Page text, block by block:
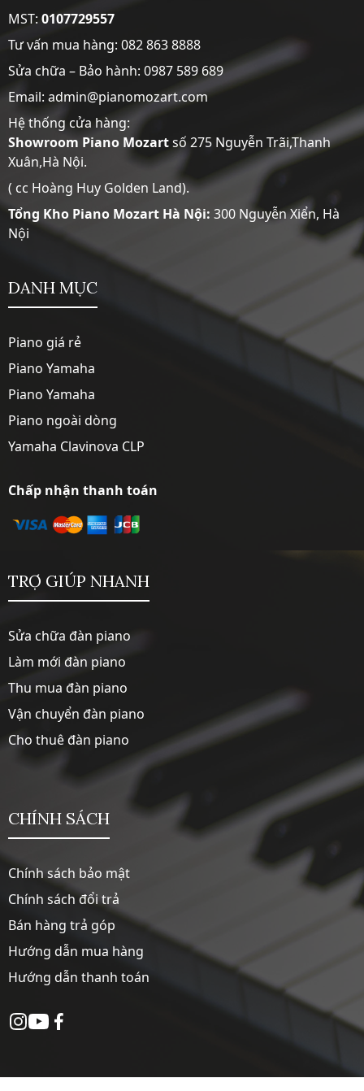
MST:0107729557
Tư vấn mua hàng: 082 863 8888
Sửa chữa – Bảo hành: 0987 589 689
Email: admin@pianomozart.com
Hệ thống cửa hàng:
Showroom Piano Mozartsố 275 Nguyễn Trãi,Thanh
Xuân,Hà Nội.
( cc Hoàng Huy Golden Land).
Tổng Kho Piano Mozart Hà Nội: 300 Nguyễn Xiển, Hà
Nội
DANH MỤC
Piano giá rẻ
Piano Yamaha
Piano Yamaha
Piano ngoài dòng
Yamaha Clavinova CLP
Chấp nhận thanh toán
TRỢ GIÚP NHANH
Sửa chữa đàn piano
Làm mới đàn piano
Thu mua đàn piano
Vận chuyển đàn piano
Cho thuê đàn piano
CHÍNH SÁCH
Chính sách bảo mật
Chính sách đổi trả
Bán hàng trả góp
Hướng dẫn mua hàng
Hướng dẫn thanh toán